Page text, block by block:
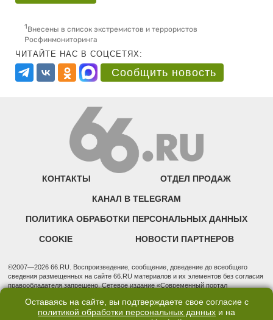
1Внесены в список экстремистов и террористов
Росфинмониторинга
ЧИТАЙТЕ НАС В СОЦСЕТЯХ:
Сообщить новость
КОНТАКТЫ ОТДЕЛ ПРОДАЖ
КАНАЛ В TELEGRAM
ПОЛИТИКА ОБРАБОТКИ ПЕРСОНАЛЬНЫХ ДАННЫХ
COOKIE НОВОСТИ ПАРТНЕРОВ
©2007—2026 66.RU. Воспроизведение, сообщение, доведение до всеобщего
сведения размещенных на сайте 66.RU материалов и их элементов без согласия
правообладателя запрещено. Сетевое издание «Современный портал
надзору в сфере связи, информационных технологий и массовых коммуникаций
(Роскомнадзор). Регистрационный номер ЭЛ № ФС 77 - 76634 от 02.09.2019
Оставаясь на сайте, вы подтверждаете свое согласие с
политикой обработки персональных данных и на